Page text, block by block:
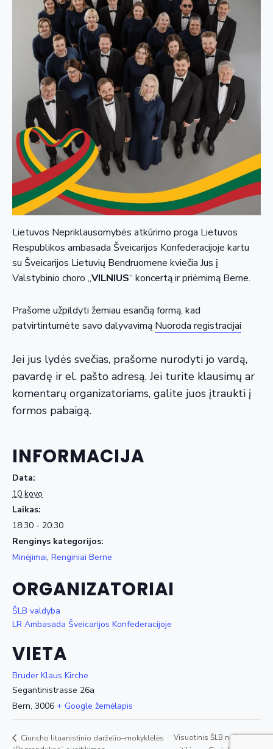
Lietuvos Nepriklausomybės atkūrimo proga Lietuvos
Respublikos ambasada Šveicarijos Konfederacijoje kartu
su Šveicarijos Lietuvių Bendruomene kviečia Jus į
Valstybinio choro „VILNIUS“ koncertą ir priėmimą Berne.
Prašome užpildyti žemiau esančią formą, kad
patvirtintumėte savo dalyvavimą Nuoroda registracijai
Jei jus lydės svečias, prašome nurodyti jo vardą,
pavardę ir el. pašto adresą. Jei turite klausimų ar
komentarų organizatoriams, galite juos įtraukti į
formos pabaigą.
INFORMACIJA
Data:
10 kovo
Laikas:
18:30 - 20:30
Renginys kategorijos:
Minėjimai, Renginiai Berne
VIETA
Bruder Klaus Kirche
Segantinistrasse 26a
Bern, 3006 + Google žemėlapis
ORGANIZATORIAI
ŠLB valdyba
LR Ambasada Šveicarijos Konfederacijoje
Ciuricho lituanistinio darželio–mokyklėlės
Visuotinis ŠLB narių